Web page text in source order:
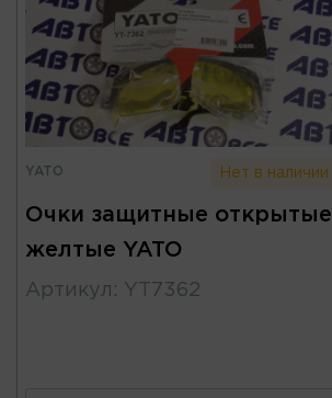
YATO Нет в наличии
Очки защитные открытые
желтые YATO
Артикул : YT7362